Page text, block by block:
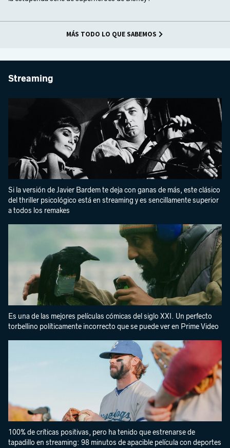
MÁS TODO LO QUE SABEMOS
Streaming
Si la versión de Javier Bardem te deja con ganas de más, este clásico
del thriller psicológico está en streaming y es sencillamente superior
a todos los remakes
Es una de las mejores películas cómicas del siglo XXI. Un perfecto
torbellino políticamente incorrecto que se puede ver en Prime Video
100% de críticas positivas, pero ha tenido que estrenarse de
tapadillo en streaming: 98 minutos de apacible película con deportes